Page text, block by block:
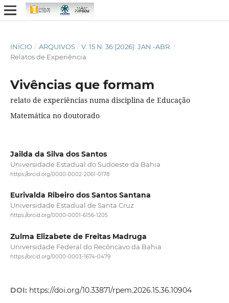
INÍCIO / ARQUIVOS / V. 15 N. 36 (2026): JAN.-ABR. /
Relatos de Experiência
Vivências que formam
relato de experiências numa disciplina de Educação
Matemática no doutorado
Jailda da Silva dos Santos
Universidade Estadual do Sudoeste da Bahia
https://orcid.org/0000-0002-2061-0178
Eurivalda Ribeiro dos Santos Santana
Universidade Estadual de Santa Cruz
https://orcid.org/0000-0001-6156-1205
Zulma Elizabete de Freitas Madruga
Universidade Federal do Recôncavo da Bahia
https://orcid.org/0000-0003-1674-0479
DOI: https://doi.org/10.33871/rpem.2026.15.36.10904